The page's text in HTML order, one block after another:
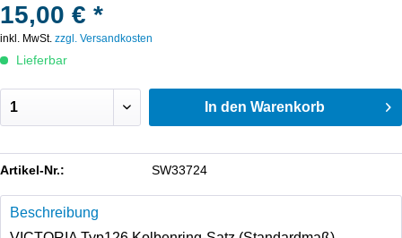
15,00 € *
inkl. MwSt. zzgl. Versandkosten
Lieferbar
In den Warenkorb
Artikel-Nr.: SW33724
Beschreibung